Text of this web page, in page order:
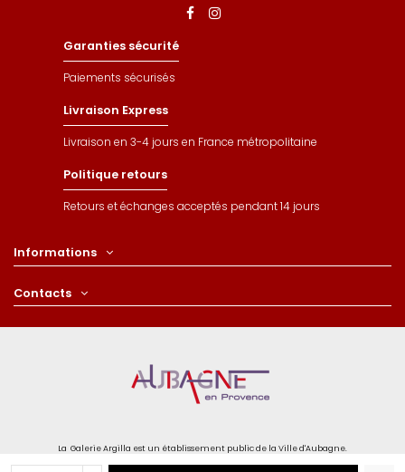
Garanties sécurité
Paiements sécurisés
Livraison Express
Livraison en 3-4 jours en France métropolitaine
Politique retours
Retours et échanges acceptés pendant 14 jours
Informations
Contacts
La Galerie Argilla est un établissement public de la Ville d'Aubagne.